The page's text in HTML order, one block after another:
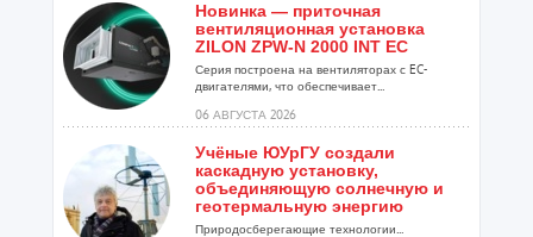
Новинка — приточная
вентиляционная установка
ZILON ZPW-N 2000 INT EC
Серия построена на вентиляторах с EC-
двигателями, что обеспечивает...
06 АВГУСТА 2026
Учёные ЮУрГУ создали
каскадную установку,
объединяющую солнечную и
геотермальную энергию
Природосберегающие технологии...